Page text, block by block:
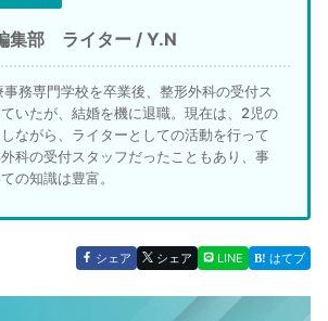
集部 ライター / Y.N
務専門学校を卒業後、整形外科の受付ス
いたが、結婚を機に退職。現在は、2児の
ながら、ライターとしての活動を行って
科の受付スタッフだったこともあり、事
の知識は豊富。
シェア シェア LINE はてブ